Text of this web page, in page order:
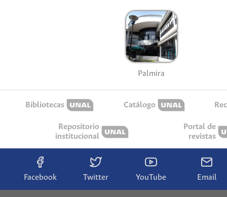
Palmira
Bibliotecas Catálogo
Repositorio
institucional
Portal de
revistas
Facebook Twitter YouTube Email